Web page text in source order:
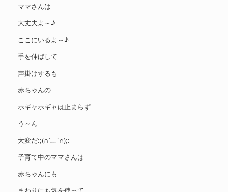
ママさんは
大丈夫よ～♪
ここにいるよ～♪
手を伸ばして
声掛けするも
赤ちゃんの
ホギャホギャは止まらず
う～ん
大変だ:;(∩´﹏`∩);:
子育て中のママさんは
赤ちゃんにも
まわりにも気を使って